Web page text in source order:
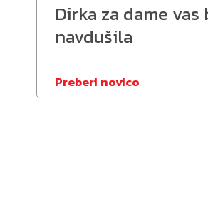
Dirka za dame vas
navdušila
Preberi novico